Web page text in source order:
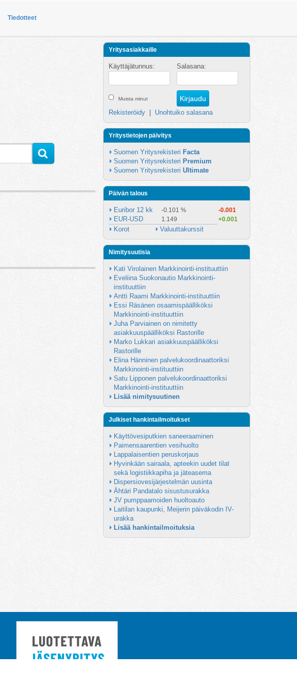
Tiedotteet
Yritysasiakkaille
Käyttäjätunnus: Salasana:
Muista minut
Rekisteröidy Unohtuiko salasana
Yritystietojen päivitys
Suomen Yritysrekisteri Facta
Suomen Yritysrekisteri Premium
Suomen Yritysrekisteri Ultimate
Päivän talous
Euribor 12 kk -0.101 % -0.001
EUR-USD 1.149 +0.001
Korot Valuuttakurssit
Nimitysuutisia
Kati Virolainen Markkinointi-instituuttiin
Eveliina Suokonautio Markkinointi-
instituuttiin
Antti Raami Markkinointi-instituuttiin
Essi Räsänen osaamispäälliköksi
Markkinointi-instituuttiin
Juha Parviainen on nimitetty
asiakkuuspäälliköksi Rastorille
Marko Lukkari asiakkuuspäälliköksi
Rastorille
Elina Hänninen palvelukoordinaattoriksi
Markkinointi-instituuttiin
Satu Lipponen palvelukoordinaattoriksi
Markkinointi-instituuttiin
Lisää nimitysuutinen
Julkiset hankintailmoitukset
Käyttövesiputkien saneeraaminen
Paimensaarentien vesihuolto
Lappalaisentien peruskorjaus
Hyvinkään sairaala, apteekin uudet tilat
sekä logistiikkapiha ja jäteasema
Dispersiovesijärjestelmän uusinta
Ähtäri Pandatalo sisustusurakka
JV pumppaamoiden huoltoauto
Laitilan kaupunki, Meijerin päiväkodin IV-
urakka
Lisää hankintailmoituksia